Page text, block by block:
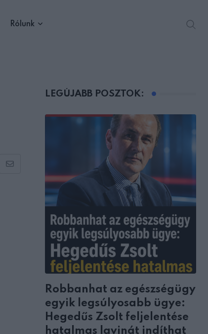
Rólunk
Share
LEGÚJABB POSZTOK:
Robbanhat az egészségügy
egyik legsúlyosabb ügye:
Hegedűs Zsolt feljelentése
hatalmas lavinát indíthat